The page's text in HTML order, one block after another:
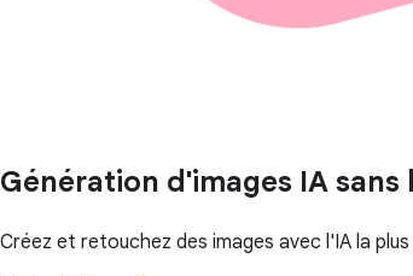
Génération d'images IA
Créez et retouchez des images avec l'IA la